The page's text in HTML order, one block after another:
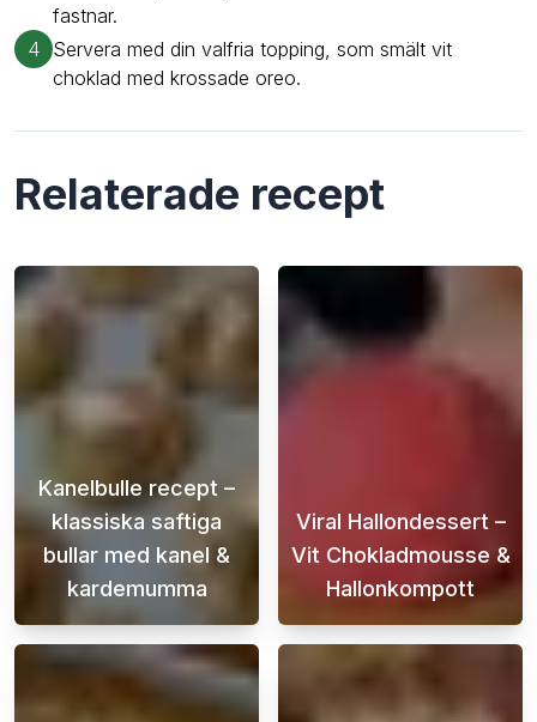
fastnar.
4 Servera med din valfria topping, som smält vit
choklad med krossade oreo.
Relaterade recept
Kanelbulle recept –
klassiska saftiga
bullar med kanel &
kardemumma
Det här kanelbulle receptet är för dig
Viral Hallondessert –
Vit Chokladmousse &
Hallonkompott
Letar du